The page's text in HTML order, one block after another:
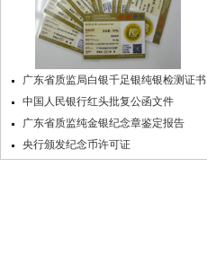
广东省质监局白银千足银纯银检测证书
中国人民银行红头批复公函文件
广东省质监纯金银纪念章鉴定报告
央行颁发纪念币许可证